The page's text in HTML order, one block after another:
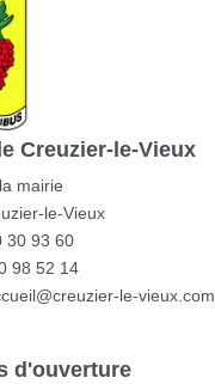
Creuzier-le-Vieux
mairie
le-Vieux
30 93 60
98 52 14
le-vieux.com
d'ouverture